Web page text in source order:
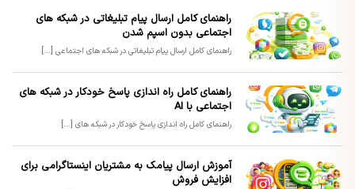
راهنمای کامل ارسال پیام تبلیغاتی در شبکه های
اجتماعی بدون اسپم شدن
راهنمای کامل ارسال پیام تبلیغاتی در شبکه های اجتماعی [...]
راهنمای کامل راه اندازی پاسخ خودکار در شبکه های
اجتماعی با AI
راهنمای کامل راه اندازی پاسخ خودکار در شبکه های [...]
آموزش ارسال پیامک به مشتریان اینستاگرامی برای
افزایش فروش